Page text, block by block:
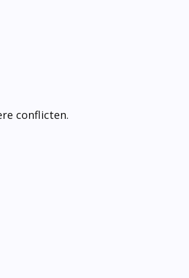
conflicten.